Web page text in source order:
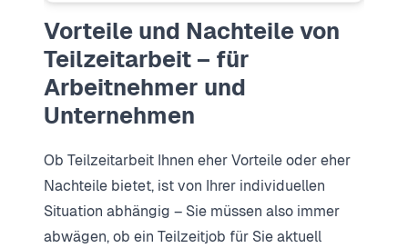
Vorteile und Nachteile von
Teilzeitarbeit – für
Arbeitnehmer und
Unternehmen
Ob Teilzeitarbeit Ihnen eher Vorteile oder eher
Nachteile bietet, ist von Ihrer individuellen
Situation abhängig – Sie müssen also immer
abwägen, ob ein Teilzeitjob für Sie aktuell